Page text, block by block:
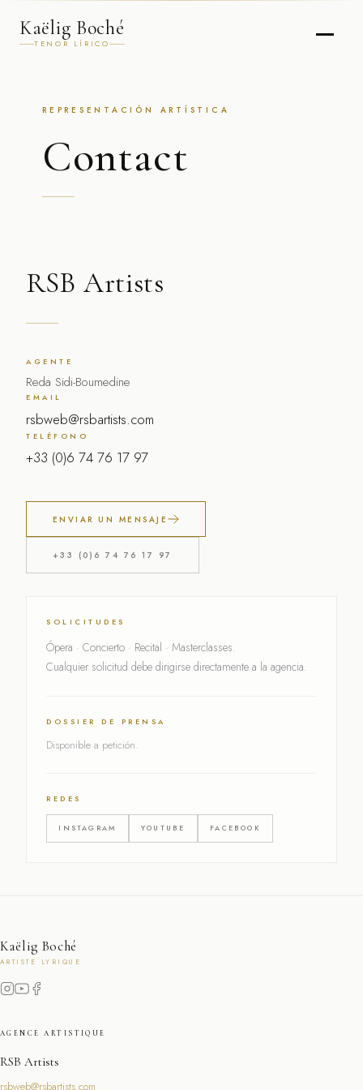
Kaëlig Boché
TENOR LÍRICO
REPRESENTACIÓN ARTÍSTICA
Contact
RSB Artists
AGENTE
Reda Sidi-Boumedine
EMAIL
rsbweb@rsbartists.com
TELÉFONO
+33 (0)6 74 76 17 97
ENVIAR UN MENSAJE
+33 (0)6 74 76 17 97
SOLICITUDES
Ópera · Concierto · Recital · Masterclasses.
Cualquier solicitud debe dirigirse directamente a la agencia.
DOSSIER DE PRENSA
Disponible a petición.
REDES
INSTAGRAM YOUTUBE FACEBOOK
Kaëlig Boché
ARTISTE LYRIQUE
AGENCE ARTISTIQUE
RSB Artists
rsbweb@rsbartists.com